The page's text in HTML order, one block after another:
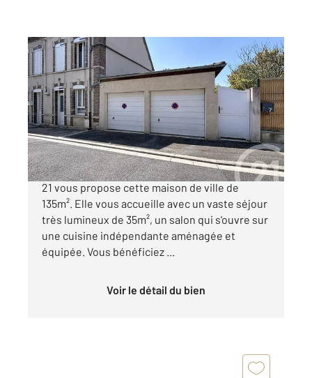
ROMILLY SUR SEINE 10
135,10 m2, 6 pièces
Ref : 70099
Maison à vendre
152 000 €
Nichée au cœur de RomillysurSeine, Century
21 vous propose cette maison de ville de
135m². Elle vous accueille avec un vaste séjour
très lumineux de 35m², un salon qui s'ouvre sur
une cuisine indépendante aménagée et
équipée. Vous bénéficiez ...
Voir le détail du bien